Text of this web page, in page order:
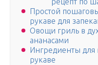
Простой
рукаве для
Овощи гриль в
ананасами
Ингредиенты для
рукаве